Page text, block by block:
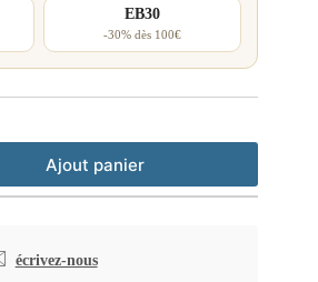
EB30
-30% dès 100€
Ajout panier
écrivez-nous